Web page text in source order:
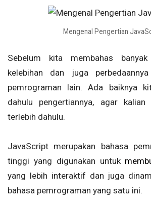
Mengenal Pengertian
Sebelum kita membahas
kelebihan dan juga
pemrograman lain. Ada baiknya
dahulu pengertiannya, agar kalian
terlebih dahulu.
JavaScript merupakan bahasa
tinggi yang digunakan untuk
yang lebih interaktif dan juga
bahasa pemrograman yang satu ini.